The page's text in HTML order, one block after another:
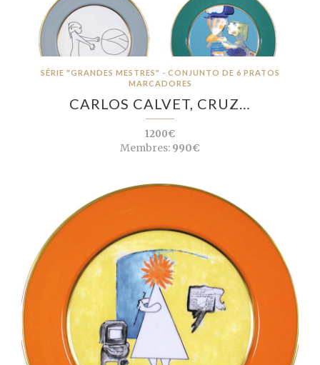
SÉRIE "GRANDES MESTRES" - CONJUNTO DE 6 PRATOS
MARCADORES
CARLOS CALVET, CRUZ…
1200€
Membres: 990€